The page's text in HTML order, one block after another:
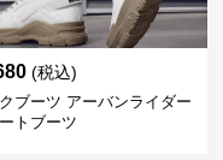
(税込)
ブーツ アーバンライダー
トブーツ